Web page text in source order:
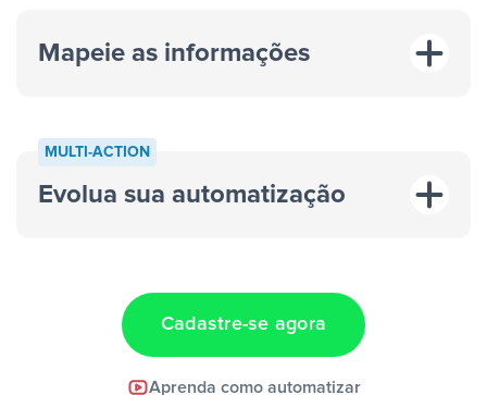
“A cada resposta em um anúncio”
Mapeie as informações
MULTI-ACTION
Evolua sua automatização
Cadastre-se agora
Aprenda como automatizar